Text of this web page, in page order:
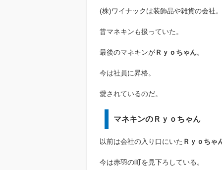
(株)ワイナックは装飾品や雑貨の会社。
昔マネキンも扱っていた。
最後のマネキンがＲｙｏちゃん。
今は社員に昇格。
愛されているのだ。
マネキンのＲｙｏちゃん
以前は会社の入り口にいた Ｒｙｏちゃ
今は赤羽の町を見下ろしている。